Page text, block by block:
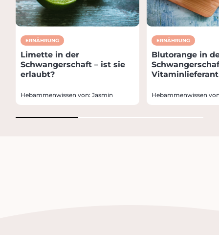
ERNÄHRUNG
Limette in der
Schwangerschaft – ist sie
erlaubt?
Hebammenwissen von: Jasmin
ERNÄHRUNG
Blutorange in
Vitaminlieferant
Hebammenwissen